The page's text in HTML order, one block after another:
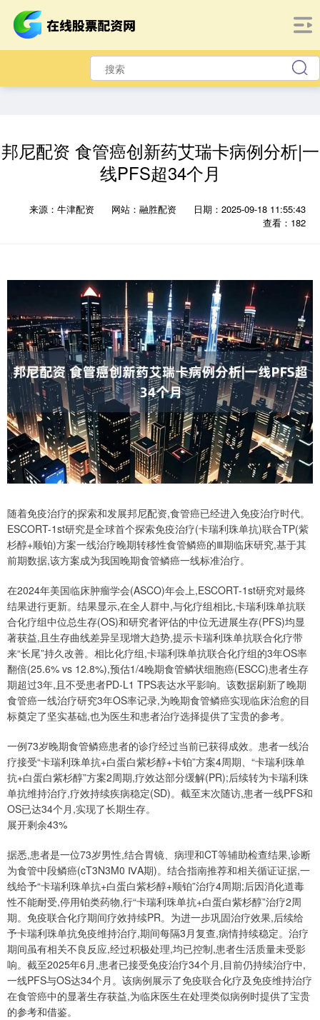
邦尼配资 食管癌创新药艾瑞卡病例分析|一
线PFS超34个月
来源：牛津配资 网站：融胜配资
日期：2025-09-18 11:55:43
查看：182
随着免疫治疗的探索和发展邦尼配资,食管癌已经进入免疫治疗时代。
ESCORT-1st研究是全球首个探索免疫治疗(卡瑞利珠单抗)联合TP(紫
杉醇+顺铂)方案一线治疗晚期转移性食管鳞癌的Ⅲ期临床研究,基于其
前期数据,该方案成为我国晚期食管鳞癌一线标准治疗。
在2024年美国临床肿瘤学会(ASCO)年会上,ESCORT-1st研究对最终
结果进行更新。结果显示,在全人群中,与化疗组相比,卡瑞利珠单抗联
合化疗组中位总生存(OS)和研究者评估的中位无进展生存(PFS)均显
著获益,且生存曲线差异呈现增大趋势,提示卡瑞利珠单抗联合化疗带
来“长尾”持久改善。相比化疗组,卡瑞利珠单抗联合化疗组的3年OS率
翻倍(25.6% vs 12.8%),预估1/4晚期食管鳞状细胞癌(ESCC)患者生存
期超过3年,且不受患者PD-L1 TPS表达水平影响。该数据刷新了晚期
食管癌一线治疗研究3年OS率记录,为晚期食管鳞癌实现临床治愈的目
标奠定了坚实基础,也为医生和患者治疗选择提供了宝贵的参考。
一例73岁晚期食管鳞癌患者的诊疗经过当前已获得成效。患者一线治
疗接受“卡瑞利珠单抗+白蛋白紫杉醇+卡铂”方案4周期、“卡瑞利珠单
抗+白蛋白紫杉醇”方案2周期,疗效达部分缓解(PR);后续转为卡瑞利珠
单抗维持治疗,疗效持续疾病稳定(SD)。截至末次随访,患者一线PFS和
OS已达34个月,实现了长期生存。
展开剩余43%
据悉,患者是一位73岁男性,结合胃镜、病理和CT等辅助检查结果,诊断
为食管中段鳞癌(cT3N3M0 ⅣA期)。结合指南推荐和相关循证证据,一
线给予“卡瑞利珠单抗+白蛋白紫杉醇+顺铂”治疗4周期;后因消化道毒
性不能耐受,停用铂类药物,行“卡瑞利珠单抗+白蛋白紫杉醇”治疗2周
期。免疫联合化疗期间疗效持续PR。为进一步巩固治疗效果,后续给
予卡瑞利珠单抗免疫维持治疗,期间每隔3月复查,病情持续稳定。治疗
期间虽有相关不良反应,经过积极处理,均已控制,患者生活质量未受影
响。截至2025年6月,患者已接受免疫治疗34个月,目前仍持续治疗中,
一线PFS与OS达34个月。该病例展示了免疫联合化疗及免疫维持治疗
在食管癌中的显著生存获益,为临床医生在处理类似病例时提供了宝贵
的参考和借鉴。